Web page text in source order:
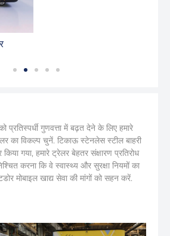
प्रतिस्पर्धी गुणवत्ता में बढ़त देने के लिए हमारे
का विकल्प चुनें. टिकाऊ स्टेनलेस स्टील बाहरी
गया, हमारे ट्रेलर बेहतर संक्षारण प्रतिरोध
करना कि वे स्वास्थ्य और सुरक्षा नियमों का
मोबाइल खाद्य सेवा की मांगों को सहन करें.